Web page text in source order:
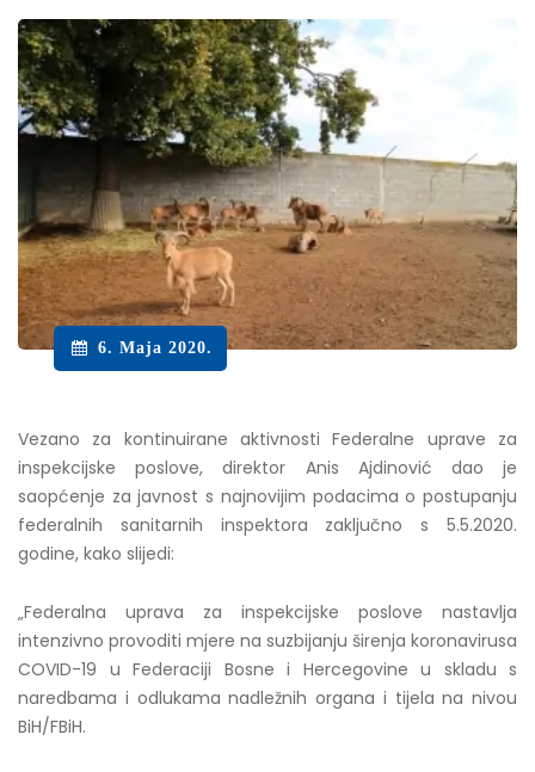
6. Maja 2020.
Vezano za kontinuirane aktivnosti Federalne uprave za
inspekcijske poslove, direktor Anis Ajdinović dao je
saopćenje za javnost s najnovijim podacima o postupanju
federalnih sanitarnih inspektora zaključno s 5.5.2020.
godine, kako slijedi:
„Federalna uprava za inspekcijske poslove nastavlja
intenzivno provoditi mjere na suzbijanju širenja koronavirusa
COVID-19 u Federaciji Bosne i Hercegovine u skladu s
naredbama i odlukama nadležnih organa i tijela na nivou
BiH/FBiH.